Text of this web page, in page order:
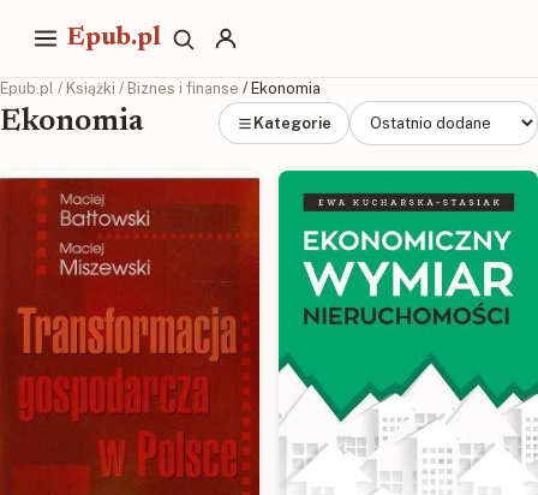
Epub.pl
Epub.pl / Książki / Biznes i finanse / Ekonomia
Ekonomia Kategorie